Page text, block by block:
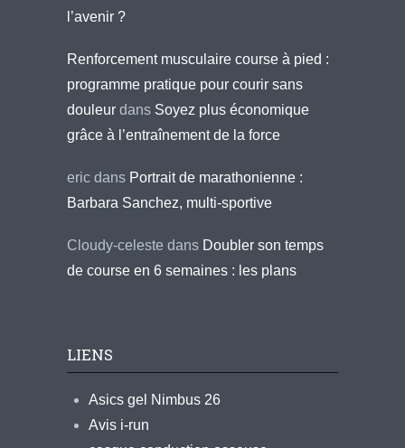
l’avenir ?
Renforcement musculaire course à pied :
programme pratique pour courir sans
douleur dans Soyez plus économique
grâce à l’entraînement de la force
eric dans Portrait de marathonienne :
Barbara Sanchez, multi-sportive
Cloudy-celeste dans Doubler son temps
de course en 6 semaines : les plans
LIENS
Asics gel Nimbus 26
Avis i-run